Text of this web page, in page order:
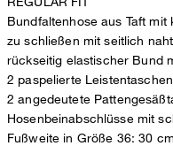
Bundfaltenhose aus Taft
zu schließen mit seitlich
rückseitig elastischer Bund
2 paspelierte
2 angedeutete
Hosenbeinabschlüsse mit
Fußweite in Größe 36: 30 cm